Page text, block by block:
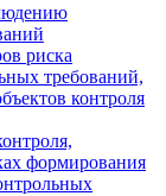
риска
требований,
контроля
формирования